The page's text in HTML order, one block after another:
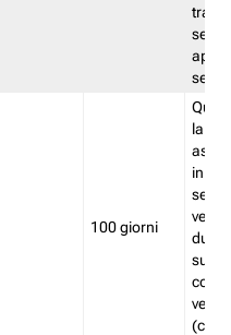
100 giorni
la
in